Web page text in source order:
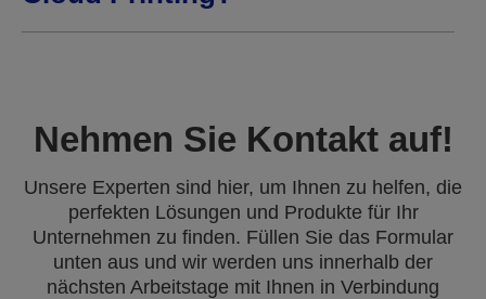
Nehmen Sie Kontakt auf!
Unsere Experten sind hier, um Ihnen zu helfen, die
perfekten Lösungen und Produkte für Ihr
Unternehmen zu finden. Füllen Sie das Formular
unten aus und wir werden uns innerhalb der
nächsten Arbeitstage mit Ihnen in Verbindung